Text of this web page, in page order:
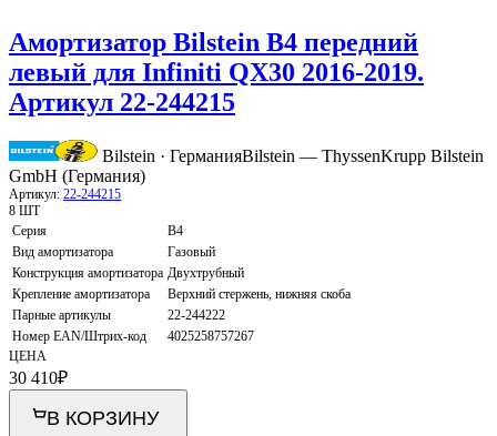
Амортизатор Bilstein B4 передний
левый для Infiniti QX30 2016-2019.
Артикул 22-244215
Bilstein · ГерманияBilstein — ThyssenKrupp Bilstein
GmbH (Германия)
Артикул: 22-244215
8 ШТ
Серия
B4
Вид амортизатора
Газовый
Конструкция амортизатора Двухтрубный
Крепление амортизатора
Верхний стержень, нижняя скоба
Парные артикулы
22-244222
Номер EAN/Штрих-код
4025258757267
ЦЕНА
30 410₽
В КОРЗИНУ